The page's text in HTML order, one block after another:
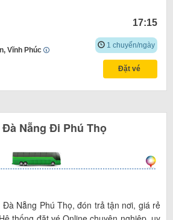
Vĩnh Phúc
17:15
1 chuyến/ngày
Đặt vé
Đà Nẵng Đi Phú Thọ
Nẵng Phú Thọ, đón trả tận nơi, giá rẻ